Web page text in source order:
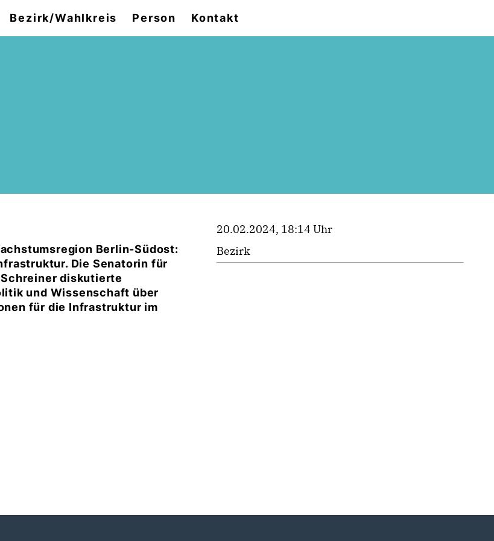
Bezirk/Wahlkreis Person Kontakt
Berlin-Südost:
Die Senatorin für
diskutierte
und Wissenschaft über
für die Infrastruktur im
20.02.2024, 18:14 Uhr
Bezirk